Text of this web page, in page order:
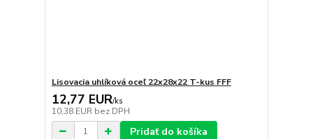
Lisovacia uhlíková oceľ 22x28x22 T-kus FFF
12,77 EUR/ks
10,38 EUR bez DPH
Pridať do košíka